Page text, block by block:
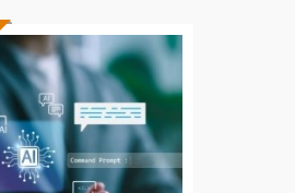
Formación 100%
subvencionada.
desempleados,
y autónomos.